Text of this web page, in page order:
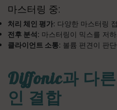
마스터링 중:
처리 체인 평가: 다양한 마스터링
전후 분석: 마스터링이 믹스를 저
클라이언트 소통: 볼륨 편견이 판
Diffonic과 다
인 결합